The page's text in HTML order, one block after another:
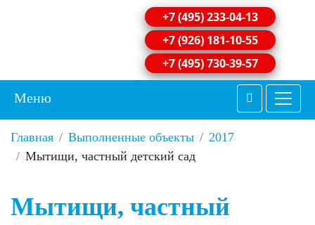
+7 (495) 233-04-13
+7 (926) 181-10-55
+7 (495) 730-39-57
Меню
Главная Выполненные объекты
2017
Мытищи, частный детский сад
Мытищи, частный